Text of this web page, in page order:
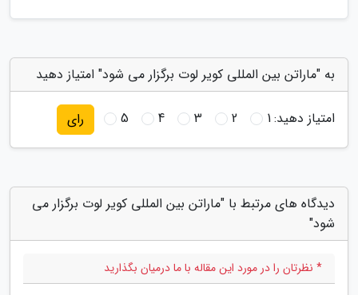
به "ماراتن بین المللی کویر لوت برگزار می شود" امتیاز دهید
امتیاز دهید:1
2
3
4
5 رای
دیدگاه های مرتبط با "ماراتن بین المللی کویر لوت برگزار می
شود"
* نظرتان را در مورد این مقاله با ما درمیان بگذارید